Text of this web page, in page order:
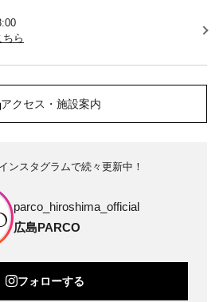
ちら
アクセス・施設案内
ンスタグラムで続々更新中！
parco_hiroshima_official
広島PARCO
フォローする